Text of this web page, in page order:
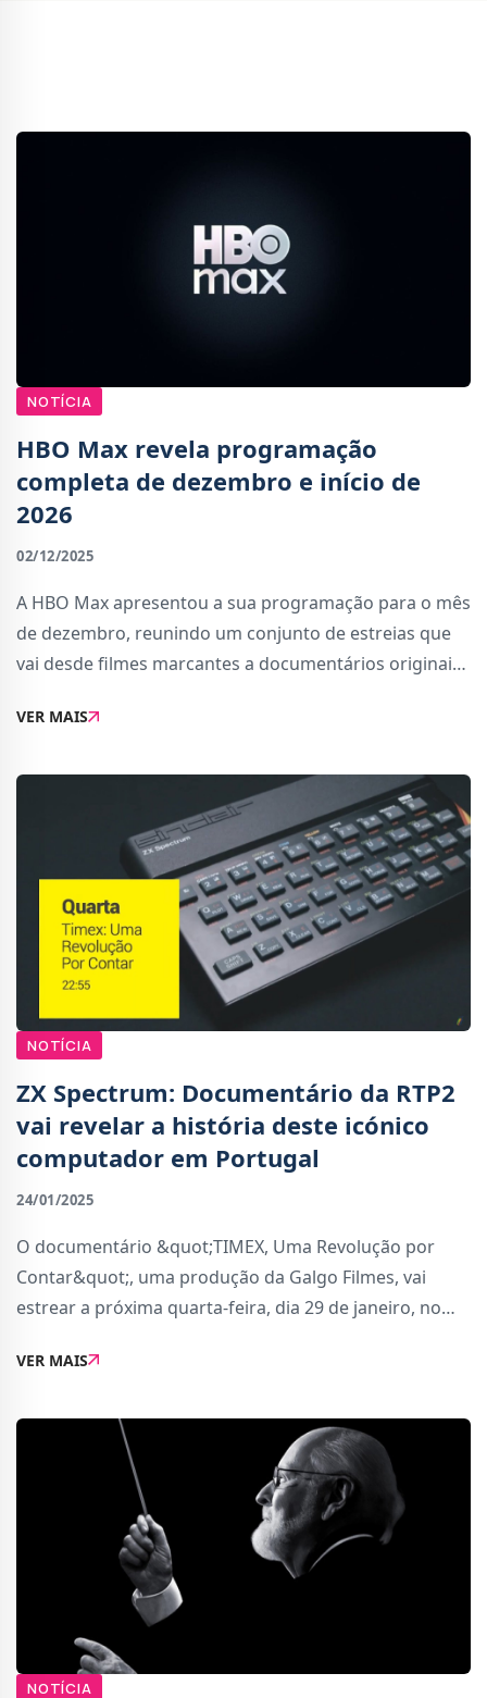
NOTÍCIA
HBO Max revela programação
completa de dezembro e início de
2026
02/12/2025
A HBO Max apresentou a sua programação para o mês
de dezembro, reunindo um conjunto de estreias que
vai desde filmes marcantes a documentários originais,
internacionais. A plataforma aposta numa oferta div
VER MAIS
NOTÍCIA
ZX Spectrum: Documentário da RTP2
vai revelar a história deste icónico
computador em Portugal
24/01/2025
O documentário &quot;TIMEX, Uma Revolução por
Contar&quot;, uma produção da Galgo Filmes, vai
estrear a próxima quarta-feira, dia 29 de janeiro, no
a vasta história da TIMEX em Portugal,
VER MAIS
NOTÍCIA